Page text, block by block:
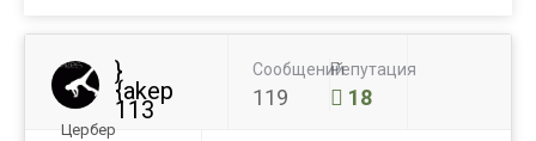
}
{akep
113
Цербер
Сообщений
119
Репутация
18